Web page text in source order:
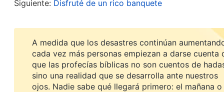
y compañeros de trabajo, yo nunca discutía las
especialmente de pararme en el púlpito, y de
mundo me miraba con admiración, ese
hacía olvidarme de todo. Lo sentía
Evangelio de Juan: “Porque aquel a quien Dios
Siguiente: Disfruté de un rico banquete
A medida que los desastres continúan
cada vez más personas empiezan a darse cuenta
que las profecías bíblicas no son cuentos de
sino una realidad que se desarrolla ante nuestros
ojos. Nadie sabe qué llegará primero: el mañana o